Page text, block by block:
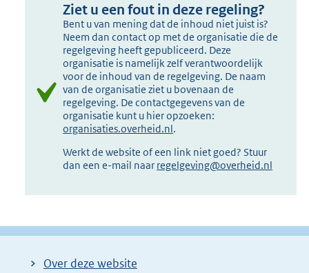
Ziet u een fout in deze regeling?
Bent u van mening dat de inhoud niet juist is?
Neem dan contact op met de organisatie die de
regelgeving heeft gepubliceerd. Deze
organisatie is namelijk zelf verantwoordelijk
voor de inhoud van de regelgeving. De naam
van de organisatie ziet u bovenaan de
regelgeving. De contactgegevens van de
organisatie kunt u hier opzoeken:
organisaties.overheid.nl.
Werkt de website of een link niet goed? Stuur
dan een e-mail naar regelgeving@overheid.nl
Over deze website